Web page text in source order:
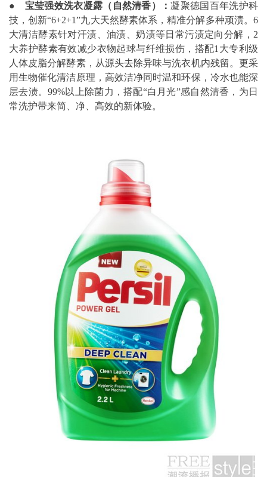
● 宝莹强效洗衣凝露（自然清香）：凝聚德国百年洗护科
技，创新“6+2+1”九大天然酵素体系，精准分解多种顽渍。6
大清洁酵素针对汗渍、油渍、奶渍等日常污渍定向分解，2
大养护酵素有效减少衣物起球与纤维损伤，搭配1大专利级
人体皮脂分解酵素，从源头去除异味与洗衣机内残留。更采
用生物催化清洁原理，高效洁净同时温和环保，冷水也能深
层去渍。99%以上除菌力，搭配“白月光”感自然清香，为日
常洗护带来简、净、高效的新体验。